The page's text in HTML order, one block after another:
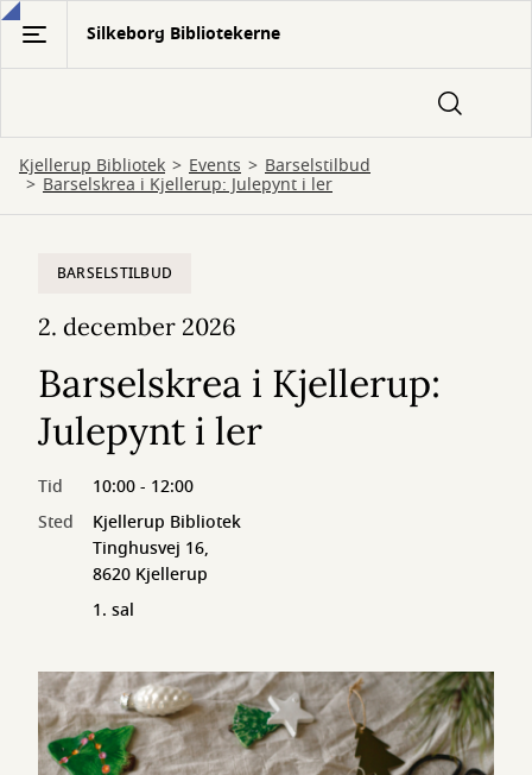
Gå
hovedindhold
Silkeborg Bibliotekerne
Kjellerup Bibliotek Events Barselstilbud
Barselskrea i Kjellerup: Julepynt i ler
BARSELSTILBUD
2. december 2026
Barselskrea i Kjellerup:
Julepynt i ler
Tid
10:00 - 12:00
Sted
Kjellerup Bibliotek
Tinghusvej 16,
8620 Kjellerup
1. sal